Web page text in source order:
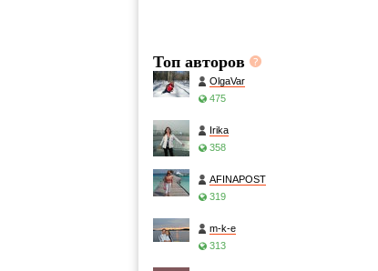
Топ авторов
OlgaVar
475
Irika
358
AFINAPOST
319
m-k-e
313